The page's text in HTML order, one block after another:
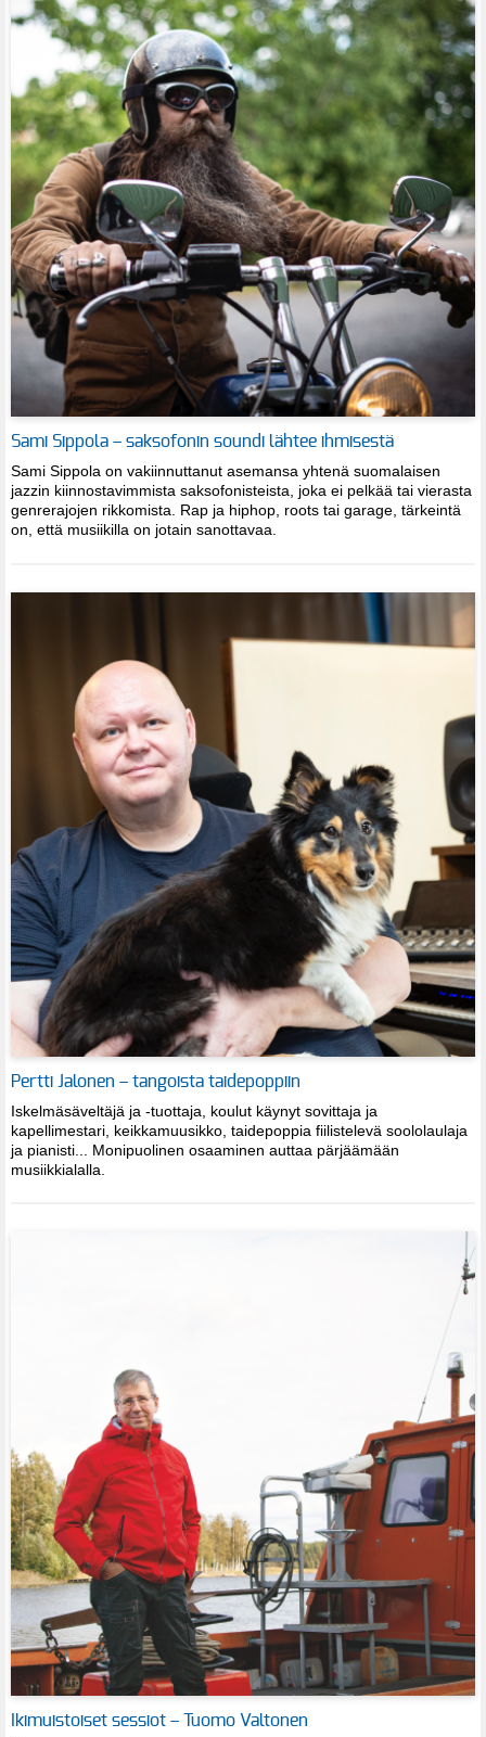
Sami Sippola – saksofonin soundi lähtee ihmisestä
Sami Sippola on vakiinnuttanut asemansa yhtenä suomalaisen
jazzin kiinnostavimmista saksofonisteista, joka ei pelkää tai vierasta
genrerajojen rikkomista. Rap ja hiphop, roots tai garage, tärkeintä
on, että musiikilla on jotain sanottavaa.
Pertti Jalonen – tangoista taidepoppiin
Iskelmäsäveltäjä ja -tuottaja, koulut käynyt sovittaja ja
kapellimestari, keikkamuusikko, taidepoppia fiilistelevä soololaulaja
ja pianisti... Monipuolinen osaaminen auttaa pärjäämään
musiikkialalla.
Ikimuistoiset sessiot – Tuomo Valtonen